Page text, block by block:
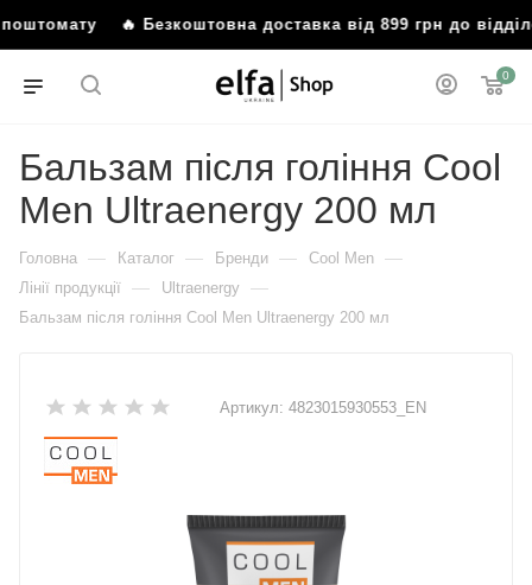
поштомату 🔥 Безкоштовна доставка від 899 грн до
0
Бальзам після гоління Cool
Men Ultraenergy 200 мл
Головна — Каталог — Бренди — Cool Men —
Лінії продукції — Ultraenergy —
Бальзам після гоління Cool Men Ultraenergy 200 мл
Артикул: 4823015930553_EN